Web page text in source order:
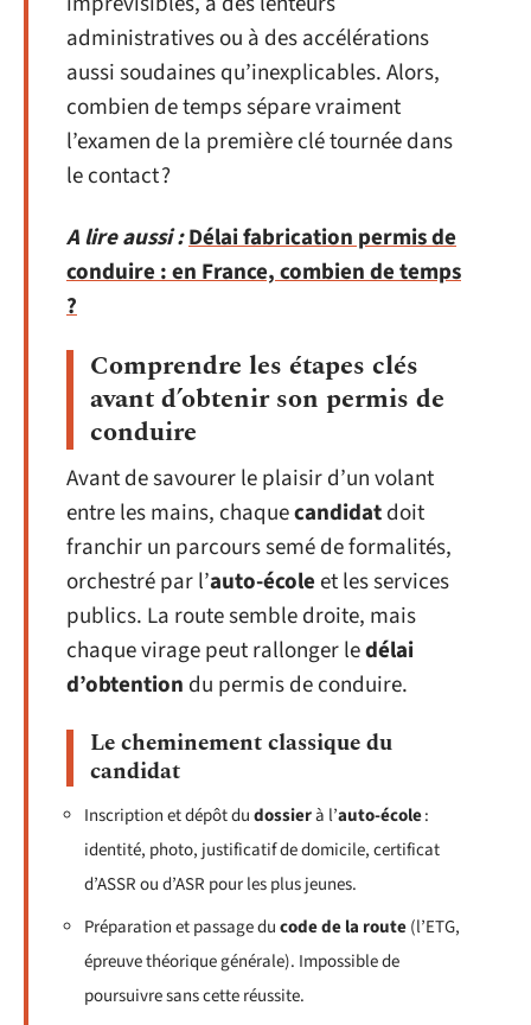
administratives ou à des accélérations
aussi soudaines qu’inexplicables. Alors,
combien de temps sépare vraiment
l’examen de la première clé tournée dans
le contact ?
A lire aussi :Délai fabrication permis de
conduire : en France, combien de temps
?
Comprendre les étapes clés
avant d’obtenir son permis de
conduire
Avant de savourer le plaisir d’un volant
entre les mains, chaquecandidatdoit
franchir un parcours semé de formalités,
orchestré par l’auto-écoleet les services
publics. La route semble droite, mais
chaque virage peut rallonger ledélai
d’obtention du permis de conduire.
Le cheminement classique du
candidat
Inscription et dépôt dudossierà l’auto-école:
identité, photo, justificatif de domicile, certificat
d’ASSR ou d’ASR pour les plus jeunes.
Préparation et passage ducode de la route(l’ETG,
épreuve théorique générale). Impossible de
poursuivre sans cette réussite.